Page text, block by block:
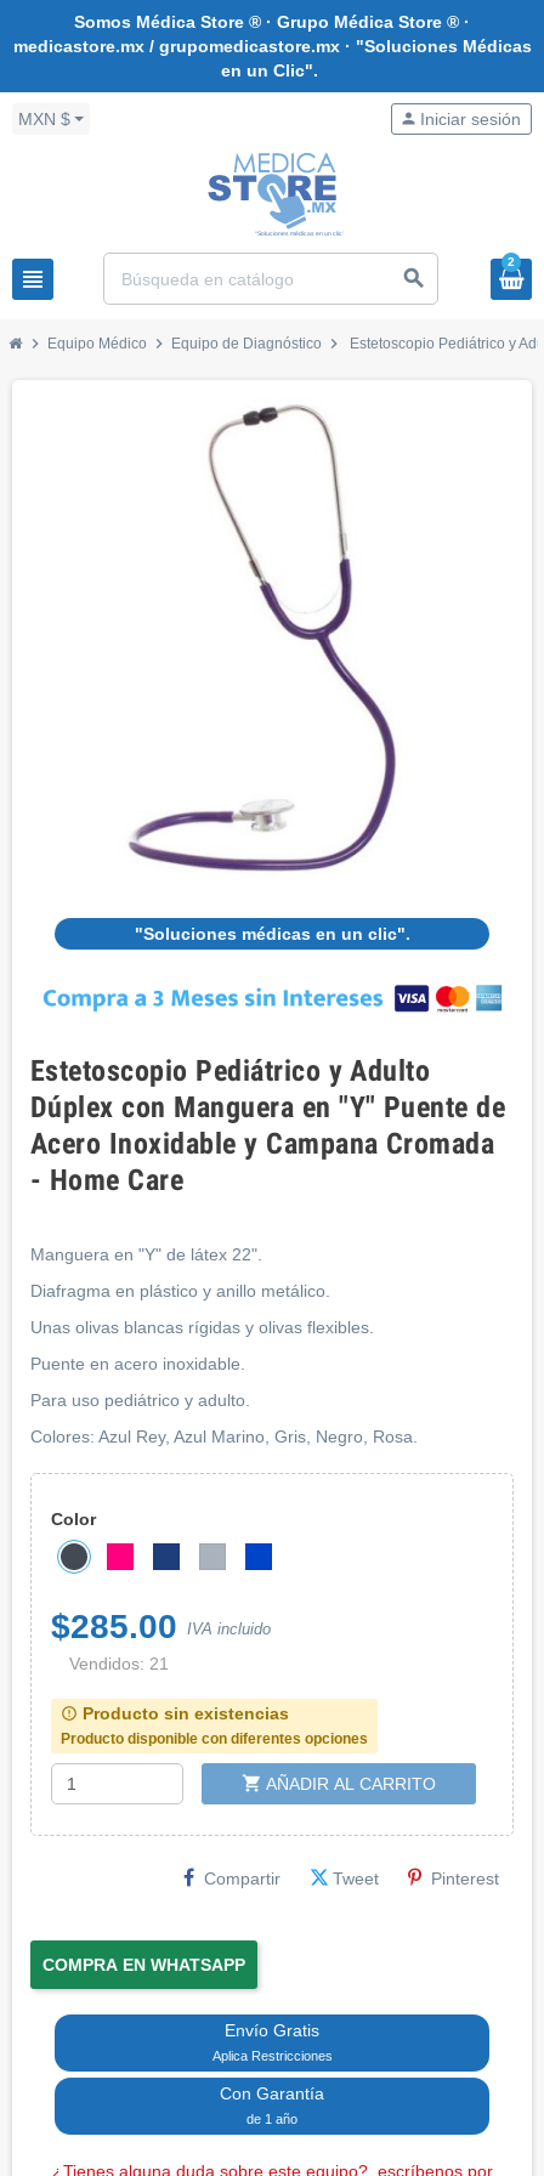
Somos Médica Store ® · Grupo Médica Store ® ·
medicastore.mx / grupomedicastore.mx · "Soluciones Médicas
en un Clic".
MXN $
view_headline search
person Iniciar sesión
2
chevron_right Equipo Médico chevron_right Equipo de Diagnóstico chevron_right Estetoscopio Pediátrico y
"Soluciones médicas en un clic".
Estetoscopio Pediátrico y Adulto
Dúplex con Manguera en "Y" Puente de
Acero Inoxidable y Campana Cromada
- Home Care
Manguera en "Y" de látex 22".
Diafragma en plástico y anillo metálico.
Unas olivas blancas rígidas y olivas flexibles.
Puente en acero inoxidable.
Para uso pediátrico y adulto.
Colores: Azul Rey, Azul Marino, Gris, Negro, Rosa.
Color
$285.00 IVA incluido
Vendidos: 21
error_outline Producto sin existencias
Producto disponible con diferentes opciones
shopping_cart AÑADIR AL CARRITO
Compartir Tweet Pinterest
COMPRA EN WHATSAPP
Envío Gratis
Aplica Restricciones
Con Garantía
de 1 año
¿Tienes alguna duda sobre este equipo?, escríbenos por